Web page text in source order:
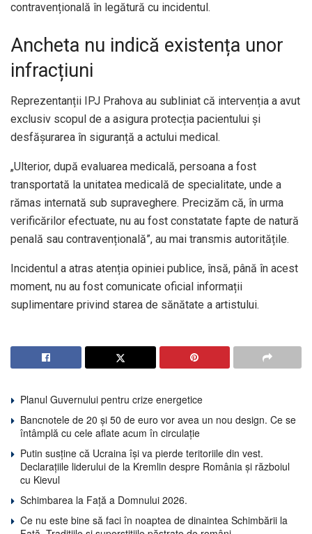
contravențională în legătură cu incidentul.
Ancheta nu indică existența unor
infracțiuni
Reprezentanții IPJ Prahova au subliniat că intervenția a avut
exclusiv scopul de a asigura protecția pacientului și
desfășurarea în siguranță a actului medical.
„Ulterior, după evaluarea medicală, persoana a fost
transportată la unitatea medicală de specialitate, unde a
rămas internată sub supraveghere. Precizăm că, în urma
verificărilor efectuate, nu au fost constatate fapte de natură
penală sau contravențională”, au mai transmis autoritățile.
Incidentul a atras atenția opiniei publice, însă, până în acest
moment, nu au fost comunicate oficial informații
suplimentare privind starea de sănătate a artistului.
Planul Guvernului pentru crize energetice
Bancnotele de 20 și 50 de euro vor avea un nou design. Ce se
întâmplă cu cele aflate acum în circulație
Putin susține că Ucraina își va pierde teritoriile din vest.
Declarațiile liderului de la Kremlin despre România și războiul
cu Kievul
Schimbarea la Față a Domnului 2026.
Ce nu este bine să faci în noaptea de dinaintea Schimbării la